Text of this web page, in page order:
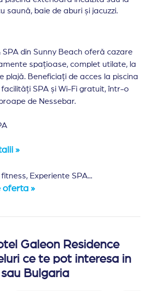
SPA din Sunny Beach oferă cazare
spațioase, complet utilate, la
plajă. Beneficiați de acces la piscina
SPA și Wi-Fi gratuit, într-o
de Nessebar.
»
Experiente SPA...
oferta »
saună, baie de aburi și jacuzzi.
Galleon Residence este situat în
este format din 164 de camere
Galeon Residence
ce te pot interesa in
Bulgaria